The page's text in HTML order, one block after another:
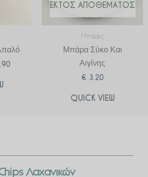
ΕΚΤΌΣ ΑΠΟΘΈΜΑΤΟΣ
Μπάρες
Μπάρα Σύκο Και
Αιγίνης
€ 3.20
QUICK VIEW
Λαχανικών